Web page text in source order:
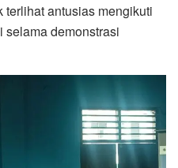
terlihat antusias mengikuti
selama demonstrasi